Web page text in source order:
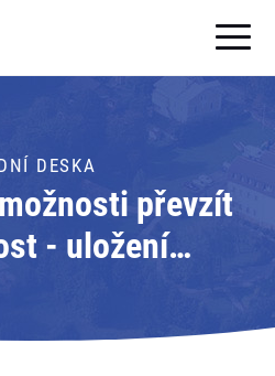
ÚŘAD
OBČANY
ke stažení
TURISTY
DESKA
převzít
- uložení